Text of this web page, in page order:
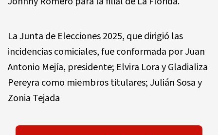
La Junta de Elecciones 2025, que dirigió las
incidencias comiciales, fue conformada por Juan
Antonio Mejía, presidente; Elvira Lora y Gladializa
Pereyra como miembros titulares; Julián Sosa y
Zonia Tejada